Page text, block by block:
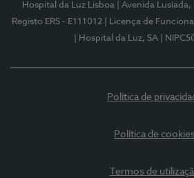
Hospital da Luz Lisboa | Avenida
Registo ERS - E111012
| Licença de
| Hospital da Luz, SA
|
Política de
Política de
Termos de